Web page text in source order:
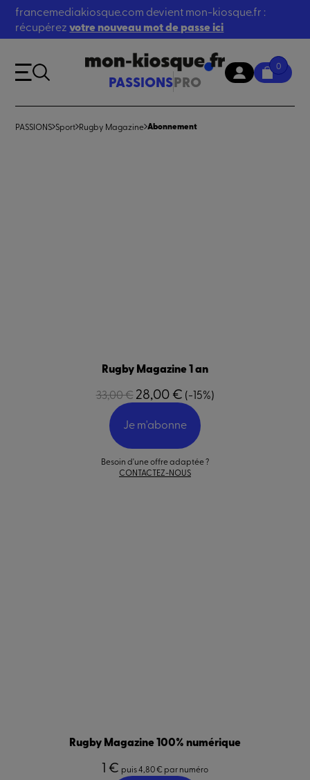
francemediakiosque.com devient mon-kiosque.fr :
récupérezvotre nouveau mot de passe ici
PASSIONSPRO
0
PASSIONS Sport Rugby Magazine Abonnement
Rugby Magazine 1 an
33,00 € 28,00 € (-15%)
Je m'abonne
Besoin d'une offre adaptée ?
CONTACTEZ-NOUS
Rugby Magazine 100% numérique
1 € puis 4,80 € par numéro